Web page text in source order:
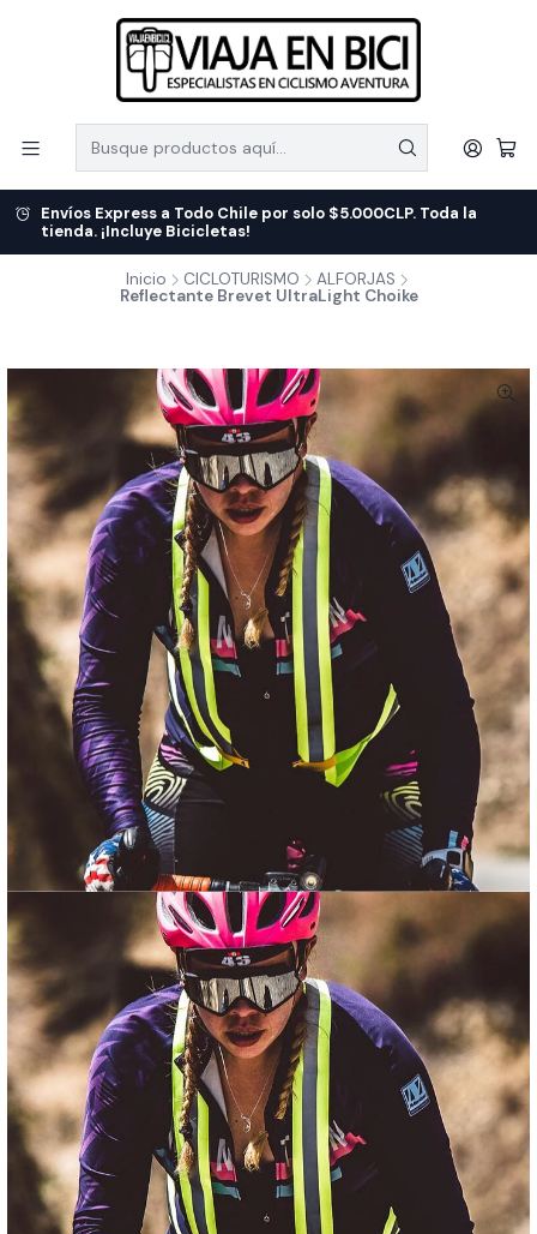
Envíos Express a Todo Chile por solo $5.000CLP. Toda la
tienda. ¡Incluye Bicicletas!
Inicio CICLOTURISMO
ALFORJAS
Reflectante Brevet UltraLight Choike